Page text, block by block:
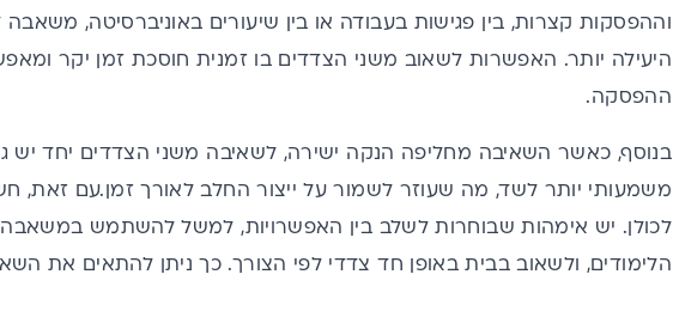
וההפסקות קצרות, בין פגישות בעבודה או בין שיעורים באוניברסיטה,
היעילה יותר. האפשרות לשאוב משני הצדדים בו זמנית חוסכת זמן יקר
ההפסקה.
בנוסף, כאשר השאיבה מחליפה הנקה ישירה, לשאיבה משני הצדדים יחד יש גם
משמעותי יותר לשד, מה שעוזר לשמור על ייצור החלב לאורך זמן.עם זאת,
לכולן. יש אימהות שבוחרות לשלב בין האפשרויות, למשל להשתמש במשאבה
הלימודים, ולשאוב בבית באופן חד צדדי לפי הצורך. כך ניתן להתאים את